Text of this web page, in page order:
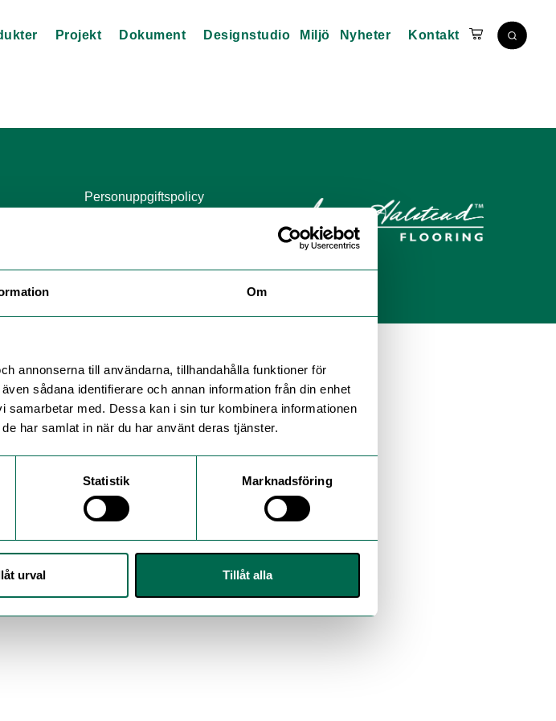
Om
annonserna till användarna, tillhandahålla funktioner för
sådana identifierare och annan information från din enhet
med. Dessa kan i sin tur kombinera informationen
har samlat in när du har använt deras tjänster.
Statistik Marknadsföring
urval Tillåt alla
Projekt Dokument Designstudio Miljö Nyheter Kontakt
Personuppgiftspolicy